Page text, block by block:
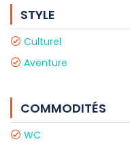
STYLE
Culturel
Aventure
COMMODITÉS
WC